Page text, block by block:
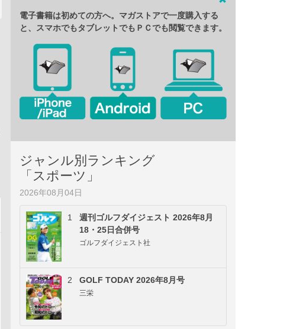
電子書籍は初めての方へ。マガストアで一度購入する
と、スマホでもタブレットでもＰＣでも閲覧できます。
ジャンル別ランキング
「スポーツ」
2026年08月04日
1
週刊ゴルフダイジェスト 2026年8月
18・25日合併号
ゴルフダイジェスト社
2 GOLF TODAY 2026年8月号
三栄